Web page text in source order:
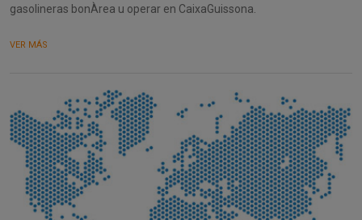
gasolineras bonÀrea u operar en CaixaGuissona.
VER MÁS